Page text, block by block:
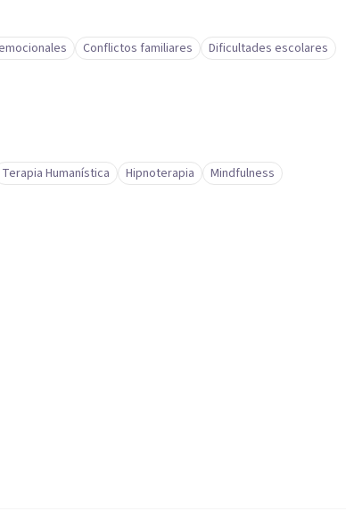
Conflictos familiares
Dificultades escolares
Terapia Humanística Hipnoterapia
Mindfulness